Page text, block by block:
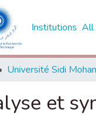
Institutions All
et